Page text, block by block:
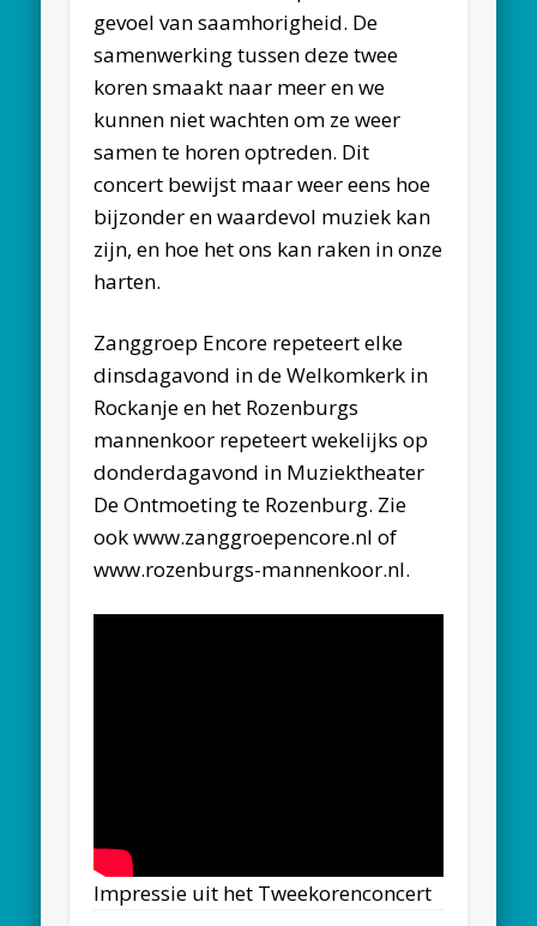
gevoel van saamhorigheid. De
samenwerking tussen deze twee
koren smaakt naar meer en we
kunnen niet wachten om ze weer
samen te horen optreden. Dit
concert bewijst maar weer eens hoe
bijzonder en waardevol muziek kan
zijn, en hoe het ons kan raken in onze
harten.
Zanggroep Encore repeteert elke
dinsdagavond in de Welkomkerk in
Rockanje en het Rozenburgs
mannenkoor repeteert wekelijks op
donderdagavond in Muziektheater
De Ontmoeting te Rozenburg. Zie
ook www.zanggroepencore.nl of
www.rozenburgs-mannenkoor.nl.
Impressie uit het Tweekorenconcert